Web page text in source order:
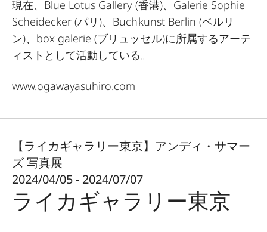
現在、Blue Lotus Gallery (香港)、Galerie Sophie
Scheidecker (パリ)、Buchkunst Berlin (ベルリ
ン)、box galerie (ブリュッセル)に所属するアーテ
ィストとして活動している。
www.ogawayasuhiro.com
【ライカギャラリー東京】アンディ・サマー
ズ 写真展
2024/04/05 - 2024/07/07
ライカギャラリー東京